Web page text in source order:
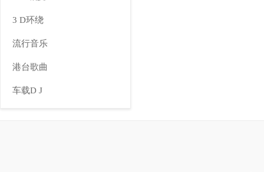
3 D环绕
流行音乐
港台歌曲
车载D J